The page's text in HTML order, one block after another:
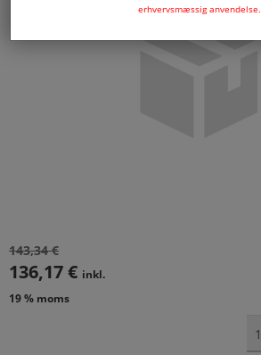
erhvervsmæssig anvendelse.
143,34 €
136,17 € inkl.
19 % moms